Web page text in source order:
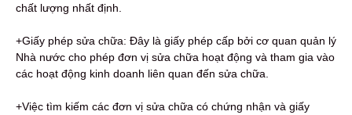
chất lượng nhất định.
+Giấy phép sửa chữa: Đây là giấy phép cấp bởi cơ quan quản lý
Nhà nước cho phép đơn vị sửa chữa hoạt động và tham gia vào
các hoạt động kinh doanh liên quan đến sửa chữa.
+Việc tìm kiếm các đơn vị sửa chữa có chứng nhận và giấy